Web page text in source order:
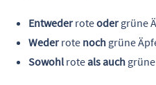
Entwederroteodergrüne
Wederrote noch grüne
Sowohl roteals auch